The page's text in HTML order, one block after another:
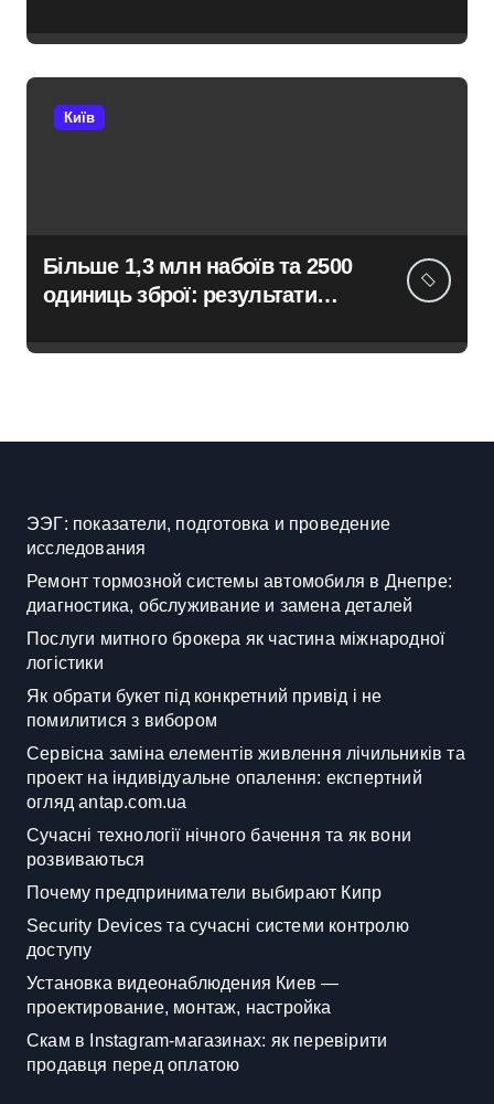
Київ
Більше 1,3 млн набоїв та 2500
одиниць зброї: результати
ЭЭГ: показатели, подготовка и проведение
исследования
Ремонт тормозной системы автомобиля в Днепре:
диагностика, обслуживание и замена деталей
Послуги митного брокера як частина міжнародної
логістики
Як обрати букет під конкретний привід і не
помилитися з вибором
Сервісна заміна елементів живлення лічильників та
проект на індивідуальне опалення: експертний
огляд antap.com.ua
Сучасні технології нічного бачення та як вони
розвиваються
Почему предприниматели выбирают Кипр
Security Devices та сучасні системи контролю
доступу
Установка видеонаблюдения Киев —
проектирование, монтаж, настройка
Скам в Instagram-магазинах: як перевірити
продавця перед оплатою